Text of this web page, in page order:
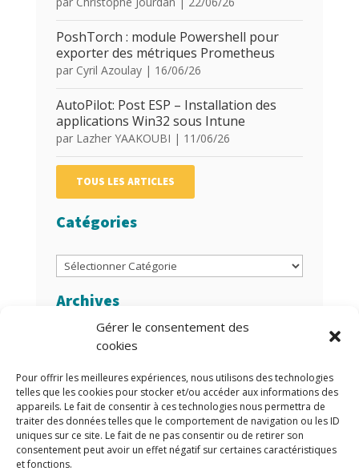
Gérer le consentement des
cookies
Pour offrir les meilleures expériences, nous utilisons des technologies
telles que les cookies pour stocker et/ou accéder aux informations des
appareils. Le fait de consentir à ces technologies nous permettra de
traiter des données telles que le comportement de navigation ou les ID
uniques sur ce site. Le fait de ne pas consentir ou de retirer son
consentement peut avoir un effet négatif sur certaines caractéristiques
et fonctions.
PoshTorch : module Powershell pour
exporter des métriques Prometheus
par Cyril Azoulay| 16/06/26
AutoPilot: Post ESP – Installation des
applications Win32 sous Intune
par Lazher YAAKOUBI | 11/06/26
TOUS LES ARTICLES
Catégories
Catégories
Archives
Archives
Auteurs/Autrices